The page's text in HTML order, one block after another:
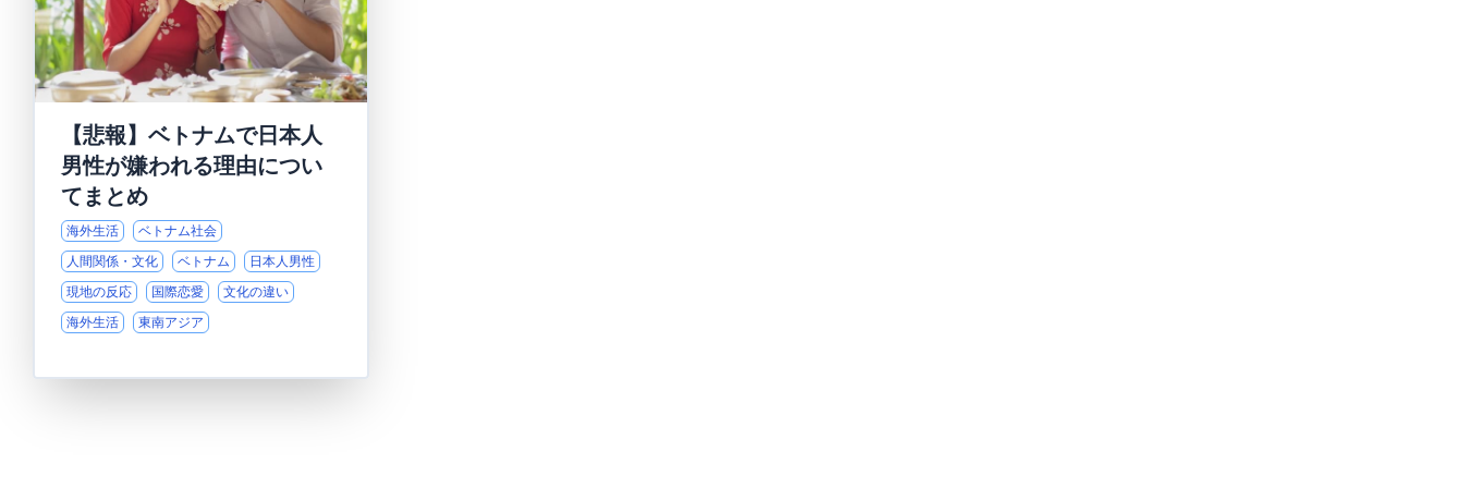
【悲報】ベトナムで日本人
男性が嫌われる理由につい
てまとめ
海外生活
ベトナム社会
人間関係・文化
ベトナム
日本人男性
現地の反応
国際恋愛
文化の違い
海外生活
東南アジア